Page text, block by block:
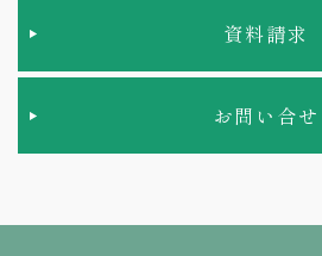
資料請求
お問い合せ